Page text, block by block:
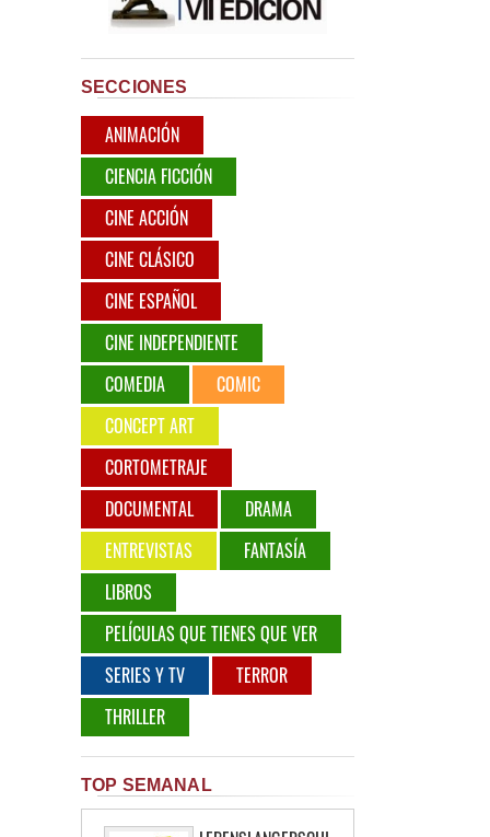
SECCIONES
ANIMACIÓN
CIENCIA FICCIÓN
CINE ACCIÓN
CINE CLÁSICO
CINE ESPAÑOL
CINE INDEPENDIENTE
COMEDIA
COMIC
CONCEPT ART
CORTOMETRAJE
DOCUMENTAL
DRAMA
ENTREVISTAS
FANTASÍA
LIBROS
PELÍCULAS QUE TIENES QUE VER
SERIES Y TV
TERROR
THRILLER
TOP SEMANAL